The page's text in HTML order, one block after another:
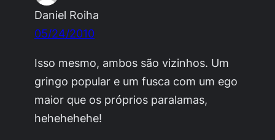
Daniel Roiha
05/24/2010
Isso mesmo, ambos são vizinhos. Um
gringo popular e um fusca com um ego
maior que os próprios paralamas,
hehehehehe!